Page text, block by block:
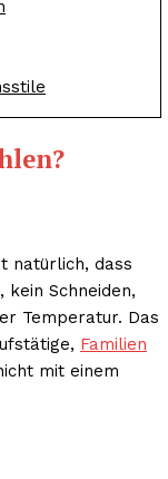
natürlich, dass
kein Schneiden,
Temperatur. Das
Familien
mit einem